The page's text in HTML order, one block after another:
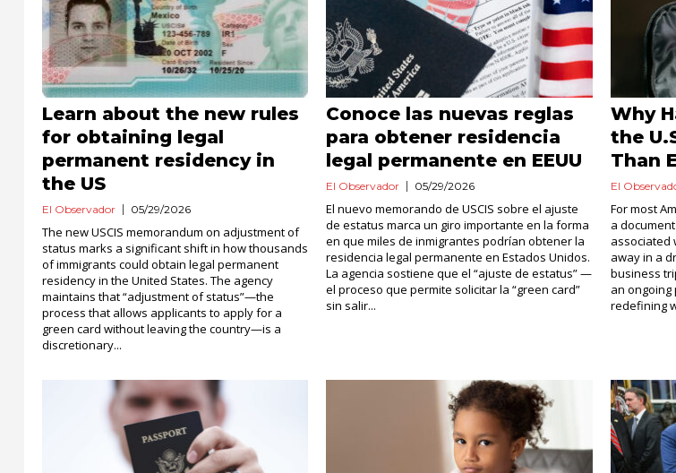
Learn about the new rules
for obtaining legal
permanent residency in
the US
El Observador 05/29/2026
The new USCIS memorandum on adjustment of
status marks a significant shift in how thousands
of immigrants could obtain legal permanent
residency in the United States. The agency
maintains that “adjustment of status”—the
process that allows applicants to apply for a
green card without leaving the country—is a
discretionary...
Conoce las nuevas reglas
para obtener residencia
legal permanente en EEUU
El Observador 05/29/2026
El nuevo memorando de USCIS sobre el ajuste
de estatus marca un giro importante en la forma
en que miles de inmigrantes podrían obtener la
residencia legal permanente en Estados Unidos.
La agencia sostiene que el “ajuste de estatus” —
el proceso que permite solicitar la “green card”
sin salir...
Why
the
Than
El
For most
a
associated
away in a
business
an ongoing
redefining